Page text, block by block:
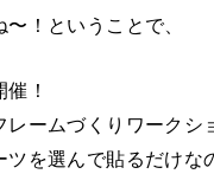
！ということで、
！
ームづくりワークシ
を選んで貼るだけな